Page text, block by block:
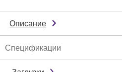
Описание
Спецификации